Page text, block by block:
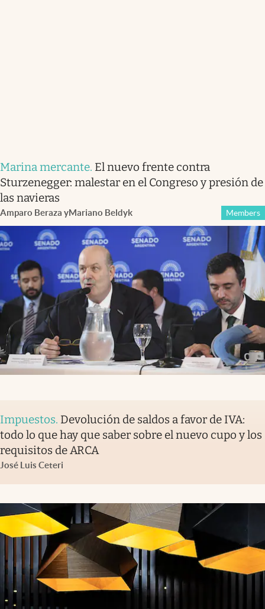
Marina mercante. El nuevo frente contra
Sturzenegger: malestar en el Congreso y presión de
las navieras
Amparo Beraza yMariano Beldyk Members
Impuestos. Devolución de saldos a favor de IVA:
todo lo que hay que saber sobre el nuevo cupo y los
requisitos de ARCA
José Luis Ceteri